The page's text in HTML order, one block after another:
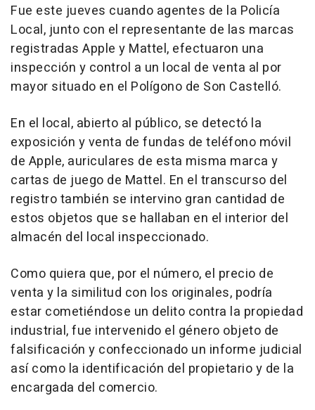
Fue este jueves cuando agentes de la Policía
Local, junto con el representante de las marcas
registradas Apple y Mattel, efectuaron una
inspección y control a un local de venta al por
mayor situado en el Polígono de Son Castelló.
En el local, abierto al público, se detectó la
exposición y venta de fundas de teléfono móvil
de Apple, auriculares de esta misma marca y
cartas de juego de Mattel. En el transcurso del
registro también se intervino gran cantidad de
estos objetos que se hallaban en el interior del
almacén del local inspeccionado.
Como quiera que, por el número, el precio de
venta y la similitud con los originales, podría
estar cometiéndose un delito contra la propiedad
industrial, fue intervenido el género objeto de
falsificación y confeccionado un informe judicial
así como la identificación del propietario y de la
encargada del comercio.